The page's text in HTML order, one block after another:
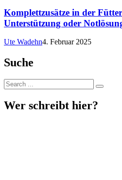
Komplettzusätze in der
Unterstützung oder
Ute Wadehn4. Februar 2025
Suche
Wer schreibt hier?